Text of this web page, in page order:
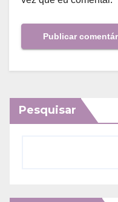
Pesquisar